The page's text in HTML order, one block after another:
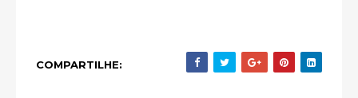
COMPARTILHE: